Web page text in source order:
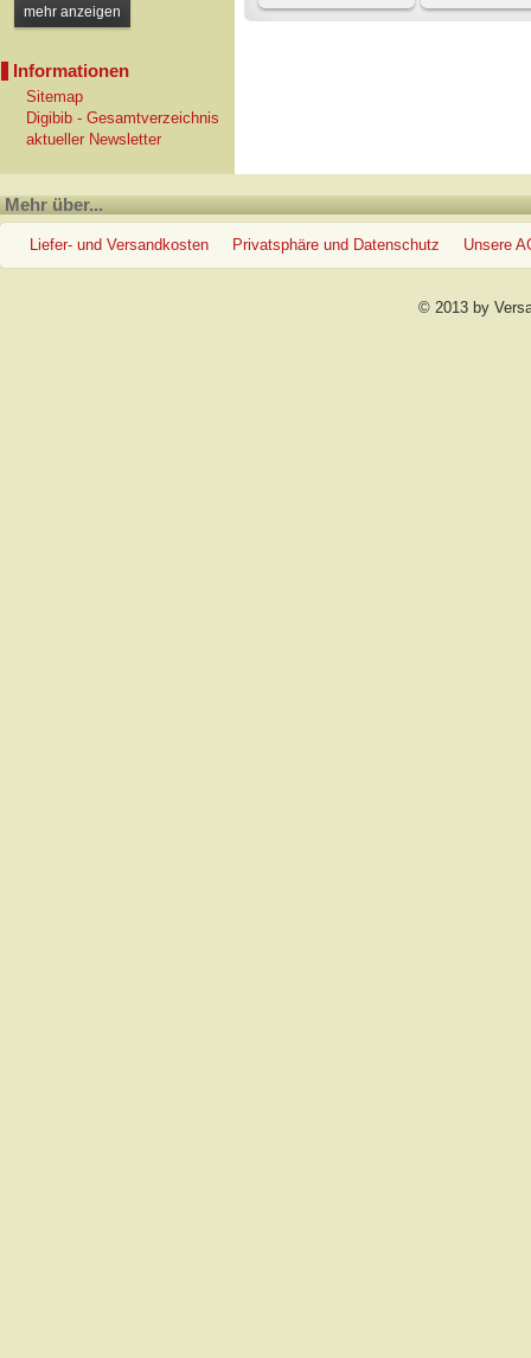
mehr anzeigen
Informationen
Sitemap
Digibib - Gesamtverzeichnis
aktueller Newsletter
und 1.000 Grafiken
Goethe:
Mehr über...
Liefer- und Versandkosten Privatsphäre und Datenschutz Unsere
© 2013 by